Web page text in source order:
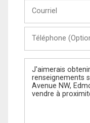
(Optionnel)
Message